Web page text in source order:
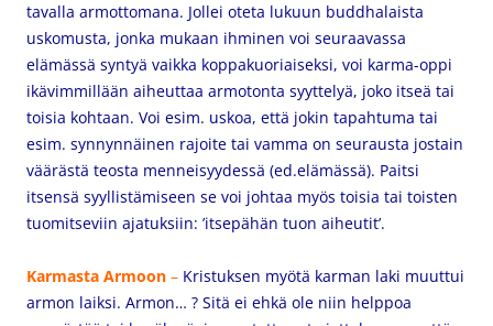
tavalla armottomana. Jollei oteta lukuun buddhalaista
uskomusta, jonka mukaan ihminen voi seuraavassa
elämässä syntyä vaikka koppakuoriaiseksi, voi karma-oppi
ikävimmillään aiheuttaa armotonta syyttelyä, joko itseä tai
toisia kohtaan. Voi esim. uskoa, että jokin tapahtuma tai
esim. synnynnäinen rajoite tai vamma on seurausta jostain
väärästä teosta menneisyydessä (ed.elämässä). Paitsi
itsensä syyllistämiseen se voi johtaa myös toisia tai toisten
tuomitseviin ajatuksiin: ’itsepähän tuon aiheutit’.
Karmasta Armoon – Kristuksen myötä karman laki muuttui
armon laiksi. Armon… ? Sitä ei ehkä ole niin helppoa